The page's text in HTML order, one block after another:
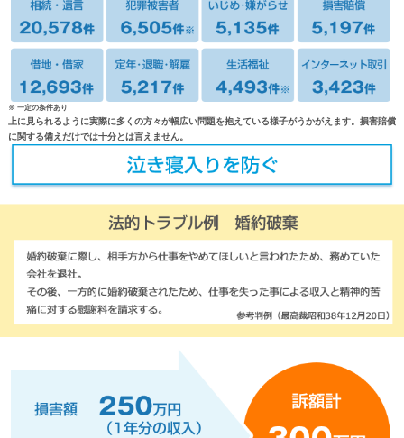
※ 一定の条件あり
上に見られるように実際に多くの方々が幅広い問題を抱えている様子がうかがえます。損害賠償
に関する備えだけでは十分とは言えません。